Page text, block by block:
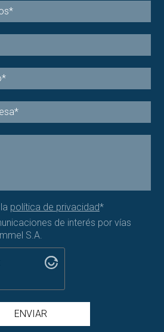
política de privacidad*
de interés por vías
S.A.
ENVIAR